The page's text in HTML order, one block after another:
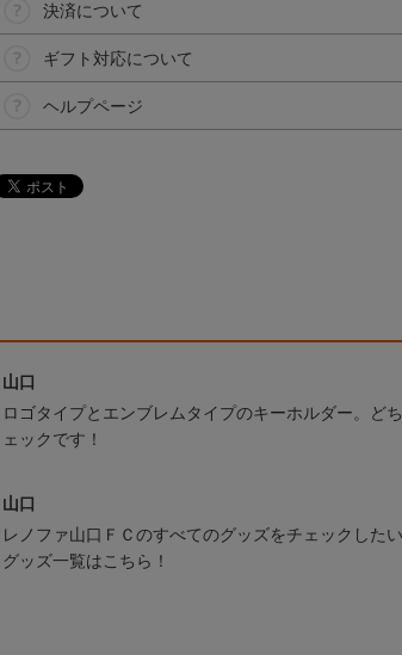
決済について
ギフト対応について
ヘルプページ
山口
ロゴタイプとエンブレムタイプのキーホルダー。ど
ェックです！
山口
レノファ山口ＦＣのすべてのグッズをチェックした
グッズ一覧はこちら！